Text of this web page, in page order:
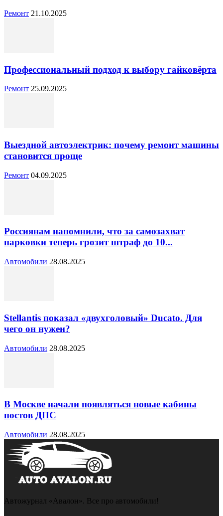
Ремонт 21.10.2025
Профессиональный подход к выбору гайковёрта
Ремонт 25.09.2025
Выездной автоэлектрик: почему ремонт машины
становится проще
Ремонт 04.09.2025
Россиянам напомнили, что за самозахват
парковки теперь грозит штраф до 10...
Автомобили 28.08.2025
Stellantis показал «двухголовый» Ducato. Для
чего он нужен?
Автомобили 28.08.2025
В Москве начали появляться новые кабины
постов ДПС
Автомобили 28.08.2025
Автожурнал «Авалон». Все про автомобили!